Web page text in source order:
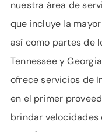
nuestra área de
que incluye la
así como partes de
Tennessee y
ofrece servicios de
en el primer
brindar velocidades